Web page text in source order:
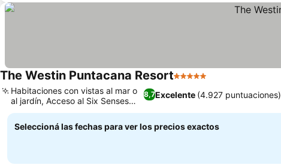
The Westin Puntacana Resort5 Estrellas
8,7Excelente (4.927 puntuaciones)
Habitaciones con vistas al mar o
al jardín, Acceso al Six Senses
Spa
Seleccioná las fechas para ver los precios exactos